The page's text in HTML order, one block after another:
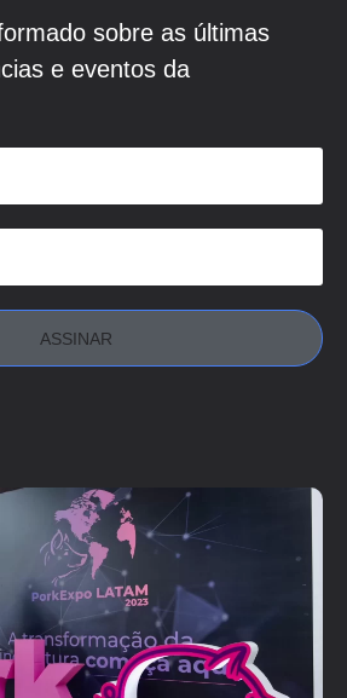
sobre as últimas
e eventos da
ASSINAR